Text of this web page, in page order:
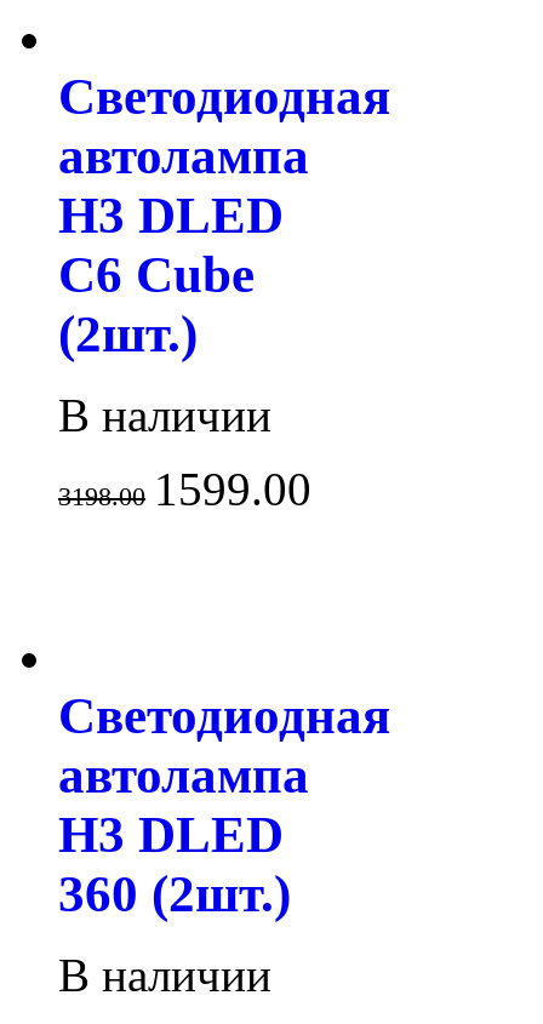
Светодиодная
автолампа
H3 DLED
С6 Cube
(2шт.)
В наличии
3198.00 1599.00
Светодиодная
автолампа
H3 DLED
360 (2шт.)
В наличии